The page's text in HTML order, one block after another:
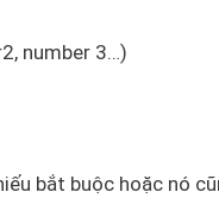
number 3…)
bắt buộc hoặc nó